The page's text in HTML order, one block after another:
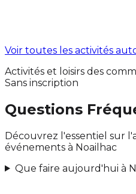
Voir toutes les activités
Activités et loisirs des
Sans inscription
Questions
Découvrez l'essentiel sur
événements à Noailhac
Que faire aujourd'hui à